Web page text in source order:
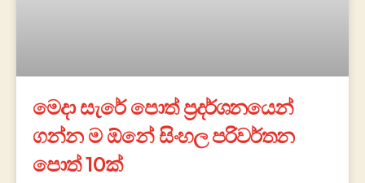
මෙදා සැරේ පොත් ප්‍රදර්ශනයෙන්
ගන්න ම ඕනේ සිංහල පරිවර්තන
පොත් 10ක්